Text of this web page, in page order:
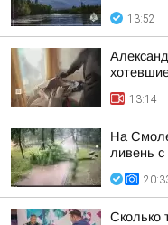
13:52
13:14
На
ливень
Сколько